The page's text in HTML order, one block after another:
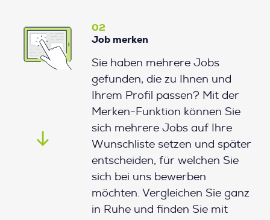
02
Job merken
Sie haben mehrere Jobs
gefunden, die zu Ihnen und
Ihrem Profil passen? Mit der
Merken-Funktion können Sie
sich mehrere Jobs auf Ihre
Wunschliste setzen und später
entscheiden, für welchen Sie
sich bei uns bewerben
möchten. Vergleichen Sie ganz
in Ruhe und finden Sie mit